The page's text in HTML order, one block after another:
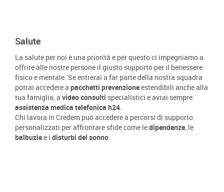
Salute
La salute per noi è una priorità e per questo ci impegniamo a
offrire alle nostre persone il giusto supporto per il benessere
fisico e mentale. Se entrerai a far parte della nostra squadra
potrai accedere a pacchetti prevenzioneestendibili anche alla
tua famiglia, a video consulti specialistici e avrai sempre
assistenza medica telefonica h24.
Chi lavora in Credem può accedere a percorsi di supporto
personalizzati per affrontare sfide come ledipendenze, le
balbuziee i disturbi del sonno.